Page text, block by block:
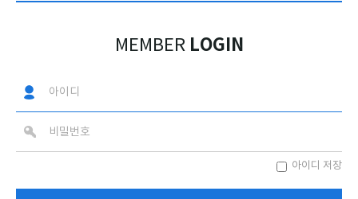
MEMBER LOGIN
아이디 저장